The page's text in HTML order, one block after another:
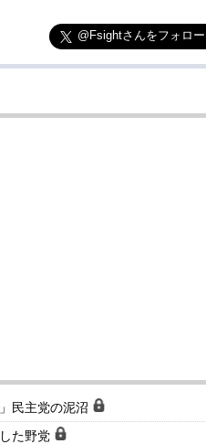
@Fsightさんをフォロー
民主党の泥沼
た野党